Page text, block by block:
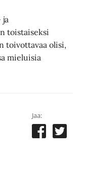
toistaiseksi
toivottavaa olisi,
mieluisia
Jaa: